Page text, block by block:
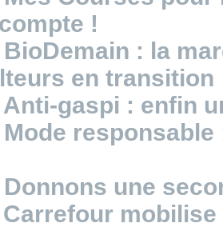
!
BioDemain : la
en transition
Anti-gaspi : enfin
Mode
Donnons une
Carrefour